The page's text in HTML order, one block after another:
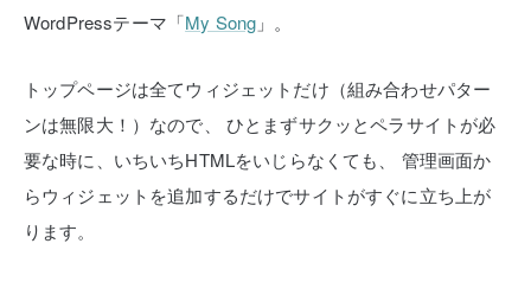
WordPressテーマ「My Song 」。
トップページは全てウィジェットだけ（組み合わせパター
ンは無限大！）なので、
ひとまずサクッとペラサイトが必
要な時に、いちいちHTMLをいじらなくても、
管理画面か
らウィジェットを追加するだけでサイトがすぐに立ち上が
ります。